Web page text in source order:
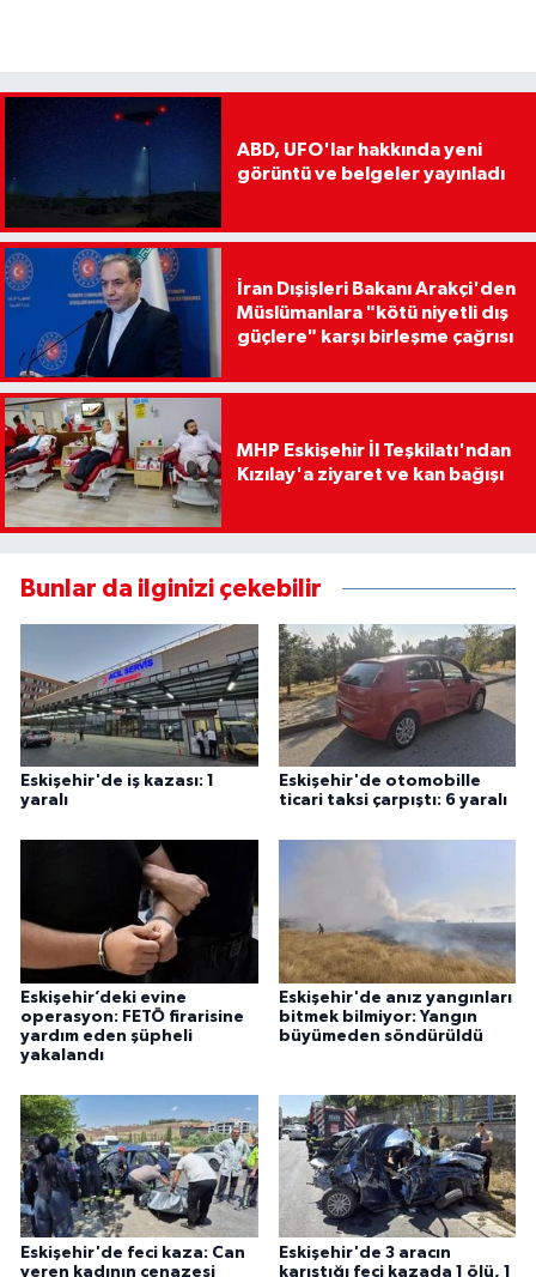
ABD, UFO'lar hakkında yeni
görüntü ve belgeler yayınladı
İran Dışişleri Bakanı Arakçi'den
Müslümanlara "kötü niyetli dış
güçlere" karşı birleşme çağrısı
MHP Eskişehir İl Teşkilatı'ndan
Kızılay'a ziyaret ve kan bağışı
Bunlar da ilginizi çekebilir
Eskişehir'de iş kazası: 1
yaralı
Eskişehir'de otomobille
ticari taksi çarpıştı: 6 yaralı
Eskişehir’deki evine
operasyon: FETÖ firarisine
yardım eden şüpheli
yakalandı
Eskişehir'de anız yangınları
bitmek bilmiyor: Yangın
büyümeden söndürüldü
Eskişehir'de feci kaza: Can
veren kadının cenazesi
Eskişehir'de 3 aracın
karıştığı feci kazada 1 ölü, 1